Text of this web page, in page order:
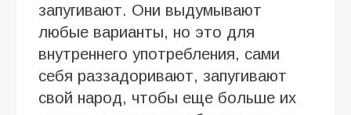
запугивают. Они выдумывают
любые варианты, но это для
внутреннего употребления, сами
себя раззадоривают, запугивают
свой народ, чтобы еще больше их